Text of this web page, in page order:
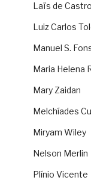
Laïs de Castro
Luiz Carlos
Manuel S.
Maria Helena
Mary Zaidan
Melchíades
Miryam Wiley
Nelson Merlin
Plínio Vicente